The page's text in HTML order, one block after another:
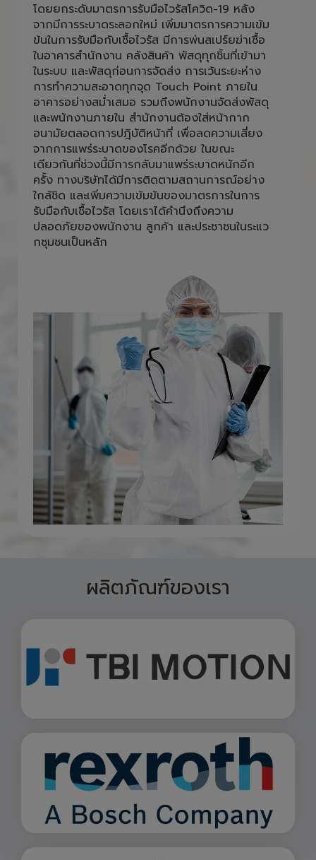
โดยยกระดับมาตรการรับมือไวรัสโควิด-19 หลัง
จากมีการระบาดระลอกใหม่ เพิ่มมาตรการความเข้ม
ข้นในการรับมือกับเชื้อไวรัส มีการพ่นสเปร์ยฆ่าเชื้อ
ในอาคารสำนักงาน คลังสินค้า พัสดุทุกชิ้นที่เข้ามา
ในระบบ และพัสดุก่อนการจัดส่ง การเว้นระยะห่าง
การทำความสะอาดทุกจุด Touch Point ภายใน
อาคารอย่างสม่ำเสมอ รวมถึงพนักงานจัดส่งพัสดุ
และพนักงานภายใน สำนักงานต้องใส่หน้ากาก
อนามัยตลอดการปฎิบัติหน้าที่ เพื่อลดความเสี่ยง
จากการแพร่ระบาดของโรคอีกด้วย ในขณะ
เดียวกันที่ช่วงนี้มีการกลับมาแพร่ระบาดหนักอีก
ครั้ง ทางบริษัทได้มีการติดตามสถานการณ์อย่าง
ใกล้ชิด และเพิ่มความเข้มข้นของมาตรการในการ
รับมือกับเชื้อไวรัส โดยเราได้คำนึงถึงความ
ปลอดภัยของพนักงาน ลูกค้า และประชาชนในระแว
กชุมชนเป็นหลัก
ผลิตภัณฑ์ของเรา